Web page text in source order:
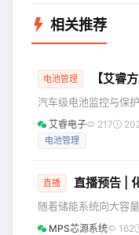
相关推荐
电池管理 【艾睿方
汽车级电池监控与保
导体 L9965A 是一款
保护芯片，适用于高
求。芯片对每个电池
高。该设备最多可以
息通过SPI通信或隔离
输。 项目经验与问题
艾睿电子 217
电池管理
直播 直播预告 | 化解储
随着储能系统向大容
不一致性问题日益凸
MPS芯源系统 162